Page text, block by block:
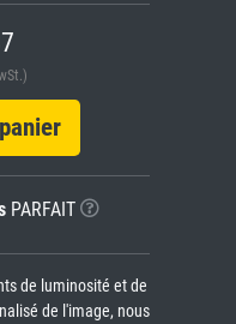
PARFAIT
de luminosité et de
de l'image, nous